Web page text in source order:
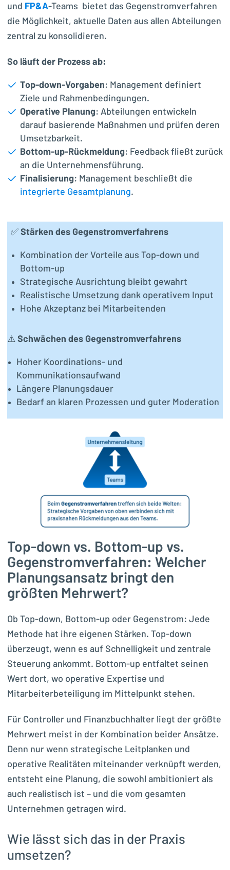
und FP&A-Teams bietet das Gegenstromverfahren
die Möglichkeit, aktuelle Daten aus allen Abteilungen
zentral zu konsolidieren.
So läuft der Prozess ab:
Top-down-Vorgaben: Management definiert
Ziele und Rahmenbedingungen.
Operative Planung: Abteilungen entwickeln
darauf basierende Maßnahmen und prüfen deren
Umsetzbarkeit.
Bottom-up-Rückmeldung: Feedback fließt zurück
an die Unternehmensführung.
Finalisierung: Management beschließt die
integrierte Gesamtplanung.
✅ Stärken des Gegenstromverfahrens
Kombination der Vorteile aus Top-down und
Bottom-up
Strategische Ausrichtung bleibt gewahrt
Realistische Umsetzung dank operativem Input
Hohe Akzeptanz bei Mitarbeitenden
⚠️ Schwächen des Gegenstromverfahrens
Hoher Koordinations- und
Kommunikationsaufwand
Längere Planungsdauer
Bedarf an klaren Prozessen und guter Moderation
Top-down vs. Bottom-up vs.
Gegenstromverfahren: Welcher
Planungsansatz bringt den
größten Mehrwert?
Ob Top-down, Bottom-up oder Gegenstrom: Jede
Methode hat ihre eigenen Stärken. Top-down
überzeugt, wenn es auf Schnelligkeit und zentrale
Steuerung ankommt. Bottom-up entfaltet seinen
Wert dort, wo operative Expertise und
Mitarbeiterbeteiligung im Mittelpunkt stehen.
Für Controller und Finanzbuchhalter liegt der größte
Mehrwert meist in der Kombination beider Ansätze.
Denn nur wenn strategische Leitplanken und
operative Realitäten miteinander verknüpft werden,
entsteht eine Planung, die sowohl ambitioniert als
auch realistisch ist – und die vom gesamten
Unternehmen getragen wird.
Wie lässt sich das in der Praxis
umsetzen?